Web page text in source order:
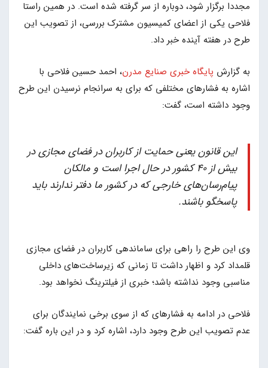
مجددا برگزار شود، دوباره از سر گرفته شده است. در همین راستا
فلاحی یکی از اعضای کمیسیون مشترک بررسی، از تصویب این
طرح در هفته آینده خبر داد.
به گزارش پایگاه خبری صنایع مدرن، احمد حسین فلاحی با
اشاره به فشارهای مختلفی که برای به سرانجام نرسیدن این طرح
وجود داشته است، گفت:
این قانون یعنی حمایت از کاربران در فضای مجازی در
بیش از 40 کشور در حال اجرا است و مالکان
پیام‌رسان‌های خارجی که در کشور ما دفتر ندارند باید
پاسخگو باشند.
وی این طرح را راهی برای ساماندهی کاربران در فضای مجازی
قلمداد کرد و اظهار داشت تا زمانی که زیرساخت‌های داخلی
مناسبی وجود نداشته باشد؛ خبری از فیلترینگ نخواهد بود.
فلاحی در ادامه به فشارهای که از سوی برخی نمایندگان برای
عدم تصویب این طرح وجود دارد، اشاره کرد و در این باره گفت: